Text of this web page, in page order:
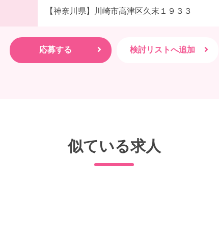
【神奈川県】川崎市高津区久末１９３３
似ている求人